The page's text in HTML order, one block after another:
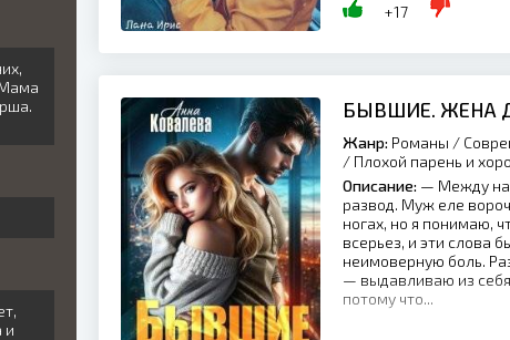
+17
БЫВШИЕ. ЖЕНА
Жанр: Романы /
/ Плохой парень и
Описание: — Между
развод. Муж еле
ногах, но я понимаю,
всерьез, и эти слова
неимоверную боль.
— выдавливаю из
потому что...
и